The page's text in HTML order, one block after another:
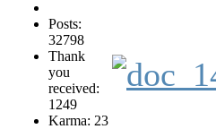
Posts:
32798
Thank
you
received:
1249
Karma: 23